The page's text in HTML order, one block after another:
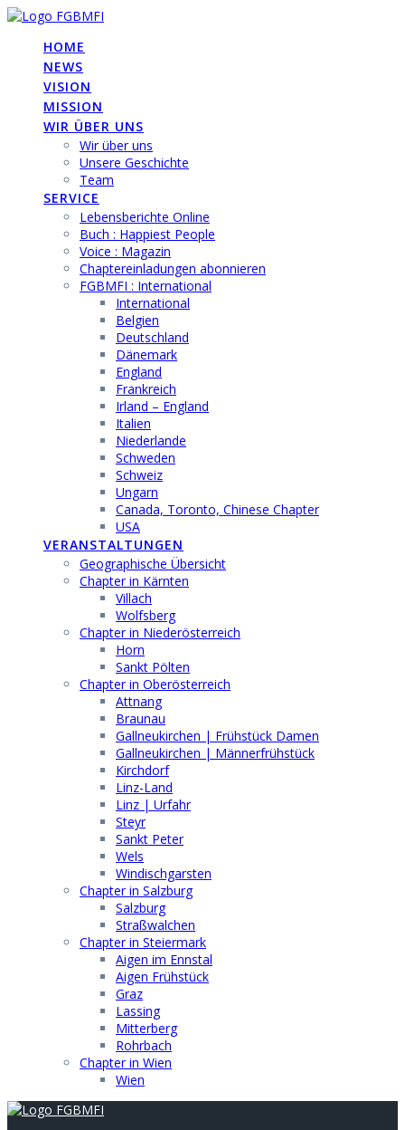
Skip
contentHOME
NEWS
VISION
MISSION
WIR ÜBER UNS
Wir über uns
Unsere Geschichte
Team
SERVICE
Lebensberichte Online
Buch : Happiest People
Voice : Magazin
Chaptereinladungen abonnieren
FGBMFI : International
International
Belgien
Deutschland
Dänemark
England
Frankreich
Irland – England
Italien
Niederlande
Schweden
Schweiz
Ungarn
Canada, Toronto, Chinese Chapter
USA
VERANSTALTUNGEN
Geographische Übersicht
Chapter in Kärnten
Villach
Wolfsberg
Chapter in Niederösterreich
Horn
Sankt Pölten
Chapter in Oberösterreich
Attnang
Braunau
Gallneukirchen | Frühstück Damen
Gallneukirchen | Männerfrühstück
Kirchdorf
Linz-Land
Linz | Urfahr
Steyr
Sankt Peter
Wels
Windischgarsten
Chapter in Salzburg
Salzburg
Straßwalchen
Chapter in Steiermark
Aigen im Ennstal
Aigen Frühstück
Graz
Lassing
Mitterberg
Rohrbach
Chapter in Wien
Wien